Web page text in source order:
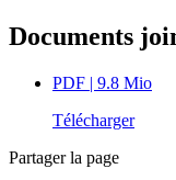
Documents
PDF | 9.8 Mio
Télécharger
Partager la page